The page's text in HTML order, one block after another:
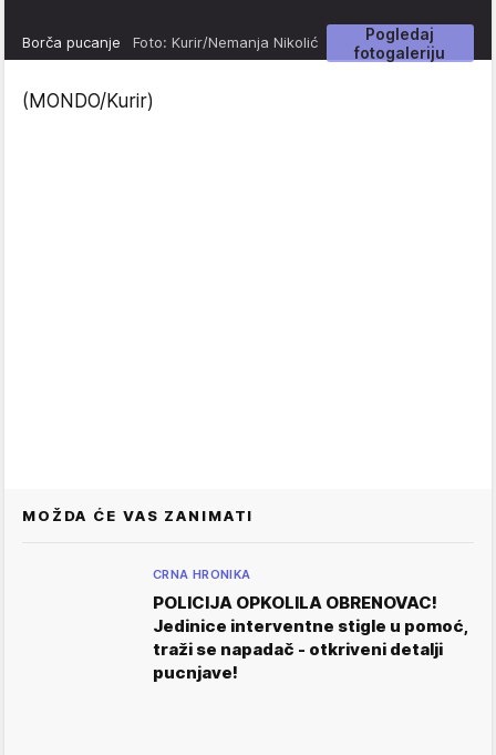
Pogledaj
fotogaleriju
Borča pucanje Foto: Kurir/Nemanja Nikolić
(MONDO/Kurir)
MOŽDA ĆE VAS ZANIMATI
CRNA HRONIKA
POLICIJA OPKOLILA OBRENOVAC!
Jedinice interventne stigle u pomoć,
traži se napadač - otkriveni detalji
pucnjave!